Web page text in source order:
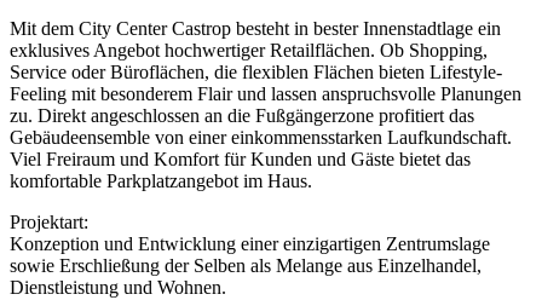
Mit dem City Center Castrop besteht in bester Innenstadtlage ein
exklusives Angebot hochwertiger Retailflächen. Ob Shopping,
Service oder Büroflächen, die flexiblen Flächen bieten Lifestyle-
Feeling mit besonderem Flair und lassen anspruchsvolle Planungen
zu. Direkt angeschlossen an die Fußgängerzone profitiert das
Gebäudeensemble von einer einkommensstarken Laufkundschaft.
Viel Freiraum und Komfort für Kunden und Gäste bietet das
komfortable Parkplatzangebot im Haus.
Projektart:
Konzeption und Entwicklung einer einzigartigen Zentrumslage
sowie Erschließung der Selben als Melange aus Einzelhandel,
Dienstleistung und Wohnen.